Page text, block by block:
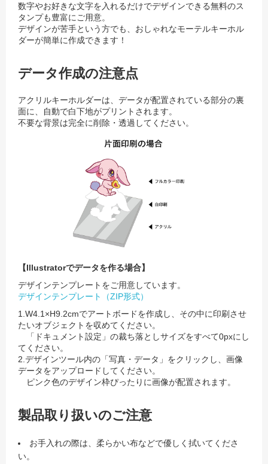
数字やお好きな文字を入れるだけでデザインできる無料のス
タンプも豊富にご用意。
デザインが苦手という方でも、おしゃれなモーテルキーホル
ダーが簡単に作成できます！
データ作成の注意点
アクリルキーホルダーは、データが配置されている部分の裏
面に、自動で白下地がプリントされます。
不要な背景は完全に削除・透過してください。
【Illustratorでデータを作る場合】
デザインテンプレートをご用意しています。
デザインテンプレート（ZIP形式）
1.W4.1×H9.2cmでアートボードを作成し、その中に印刷させ
たいオブジェクトを収めてください。
「ドキュメント設定」の裁ち落としサイズをすべて0pxにし
てください。
2.デザインツール内の「写真・データ」をクリックし、画像
データをアップロードしてください。
ピンク色のデザイン枠ぴったりに画像が配置されます。
製品取り扱いのご注意
お手入れの際は、柔らかい布などで優しく拭いてくださ
い。